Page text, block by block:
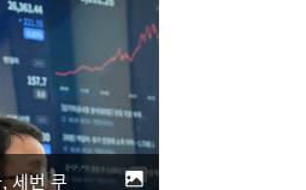
[포토] 한병도 '육사, 세번 쿠데타 책임 안져...국군사관학교 창설은 시대흐름'